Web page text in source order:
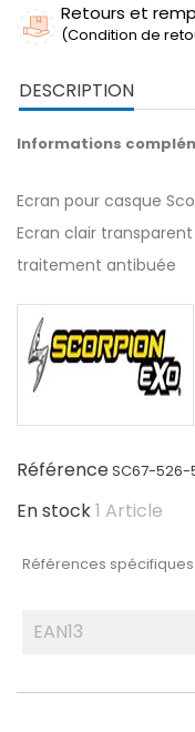
Retours et
(Condition de
DESCRIPTION
Informations
Ecran pour casque
Ecran clair transparent
traitement antibuée
RéférenceSC67-526-
En stock1 Article
Références spécifiques
EAN13